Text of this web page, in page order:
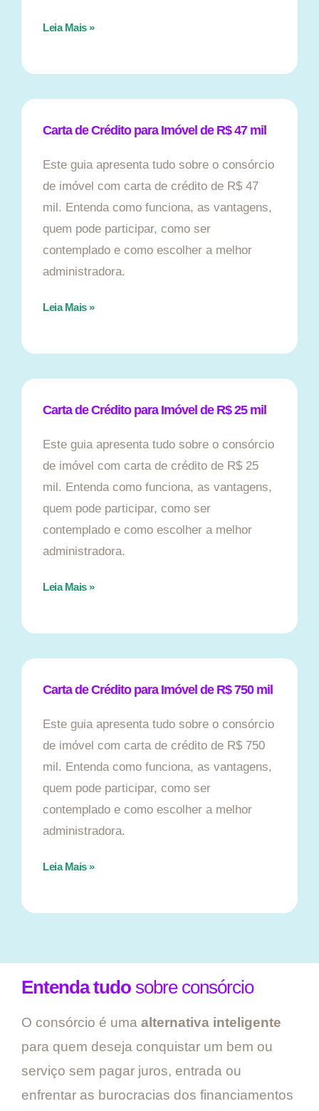
Leia Mais »
Carta de Crédito para Imóvel de R$ 47 mil
Este guia apresenta tudo sobre o consórcio
de imóvel com carta de crédito de R$ 47
mil. Entenda como funciona, as vantagens,
quem pode participar, como ser
contemplado e como escolher a melhor
administradora.
Leia Mais »
Carta de Crédito para Imóvel de R$ 25 mil
Este guia apresenta tudo sobre o consórcio
de imóvel com carta de crédito de R$ 25
mil. Entenda como funciona, as vantagens,
quem pode participar, como ser
contemplado e como escolher a melhor
administradora.
Leia Mais »
Carta de Crédito para Imóvel de R$ 750 mil
Este guia apresenta tudo sobre o consórcio
de imóvel com carta de crédito de R$ 750
mil. Entenda como funciona, as vantagens,
quem pode participar, como ser
contemplado e como escolher a melhor
administradora.
Leia Mais »
Entenda tudo sobre consórcio
O consórcio é uma alternativa inteligente
para quem deseja conquistar um bem ou
serviço sem pagar juros, entrada ou
enfrentar as burocracias dos financiamentos